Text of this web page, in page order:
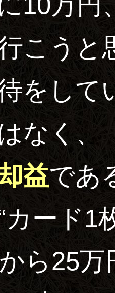
こうと
をして
なく、
益であ
カード1
ら25